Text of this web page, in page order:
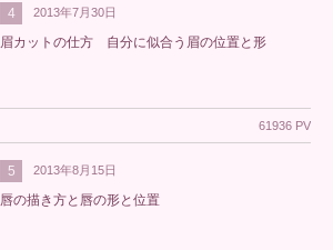
4 2013年7月30日
眉カットの仕方 自分に似合う眉の位置と形
61936 PV
5 2013年8月15日
唇の描き方と唇の形と位置